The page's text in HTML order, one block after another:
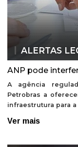
ALERTAS
ANP pode
A agência
Petrobras a
infraestrutura para
Ver mais